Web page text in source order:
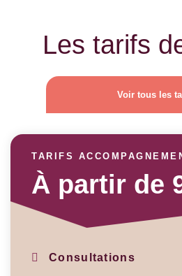
TARIFS
À partir de
Consultations
Les tarifs
Voir tous les